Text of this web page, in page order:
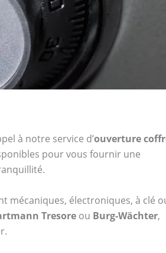
à notre service d’ouverture
pour vous fournir une
mécaniques, électroniques, à clé
Tresore ou Burg-Wächter,